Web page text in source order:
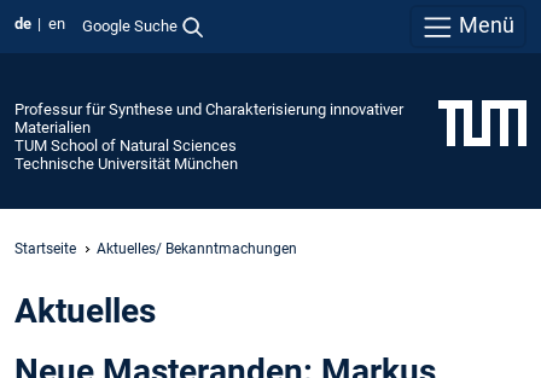
de en Google Suche Menü
Professur für Synthese und Charakterisierung innovativer
Materialien
TUM School of Natural Sciences
Technische Universität München
Startseite Aktuelles/ Bekanntmachungen
Aktuelles